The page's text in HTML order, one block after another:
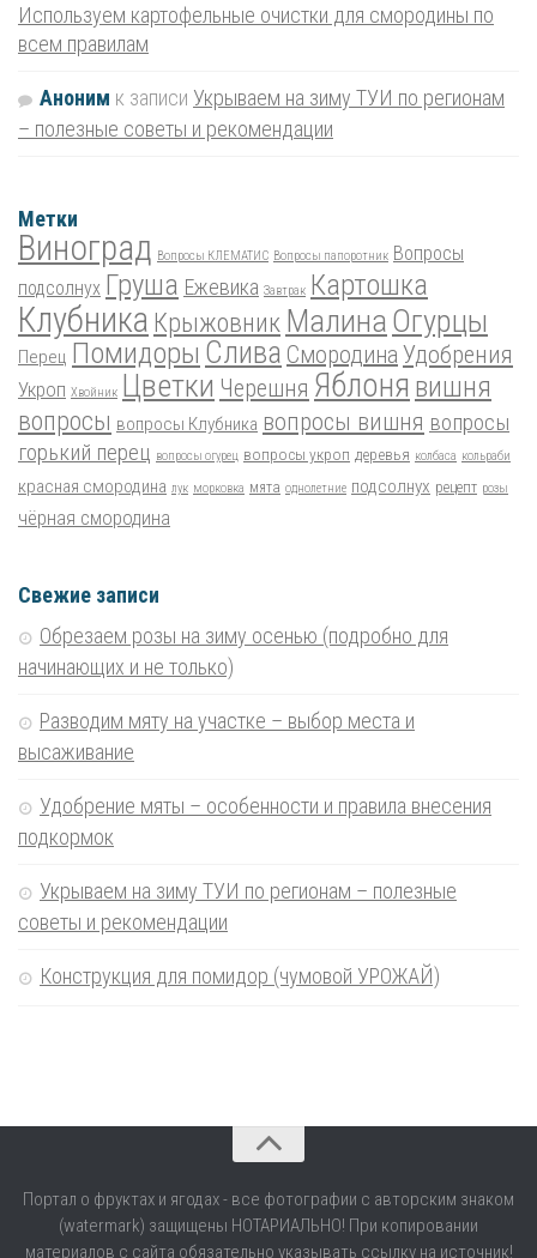
Используем картофельные очистки для смородины по
всем правилам
Аноним к записи Укрываем на зиму ТУИ по регионам
– полезные советы и рекомендации
Метки
Виноград Вопросы КЛЕМАТИС Вопросы папоротник Вопросы
подсолнух Груша Ежевика Завтрак Картошка
Клубника Крыжовник Малина Огурцы
Перец Помидоры Слива Смородина Удобрения
Укроп Хвойник Цветки Черешня Яблоня вишня
вопросы вопросы Клубника вопросы вишня вопросы
горький перец вопросы огурец вопросы укроп деревья колбаса кольраби
красная смородина лук морковка мята однолетние подсолнух рецепт розы
чёрная смородина
Свежие записи
Обрезаем розы на зиму осенью (подробно для
начинающих и не только)
Разводим мяту на участке – выбор места и
высаживание
Удобрение мяты – особенности и правила внесения
подкормок
Укрываем на зиму ТУИ по регионам – полезные
советы и рекомендации
Конструкция для помидор (чумовой УРОЖАЙ)
Портал о фруктах и ягодах - все фотографии с авторским знаком
(watermark) защищены НОТАРИАЛЬНО! При копировании
материалов с сайта обязательно указывать ссылку на источник!